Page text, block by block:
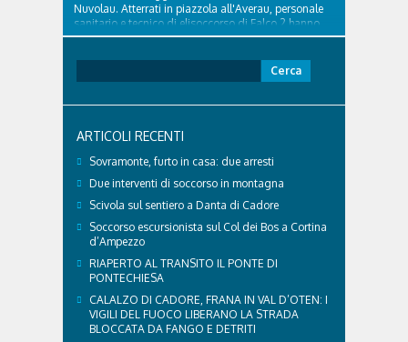
Nuvolau. Atterrati in piazzola all'Averau, personale
sanitario e tecnico di elisoccorso di Falco 2 hanno
raggiunto il 74enne di Teolo...
per:
ARTICOLI RECENTI
Sovramonte, furto in casa: due arresti
Due interventi di soccorso in montagna
Scivola sul sentiero a Danta di Cadore
Soccorso escursionista sul Col dei Bos a Cortina
d’Ampezzo
RIAPERTO AL TRANSITO IL PONTE DI
PONTECHIESA
CALALZO DI CADORE, FRANA IN VAL D’OTEN: I
VIGILI DEL FUOCO LIBERANO LA STRADA
BLOCCATA DA FANGO E DETRITI